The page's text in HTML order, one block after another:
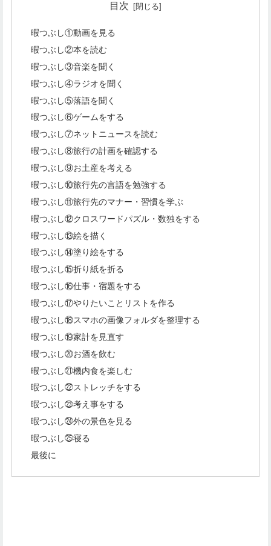
目次
暇つぶし①動画を見る
暇つぶし②本を読む
暇つぶし③音楽を聞く
暇つぶし④ラジオを聞く
暇つぶし⑤落語を聞く
暇つぶし⑥ゲームをする
暇つぶし⑦ネットニュースを読む
暇つぶし⑧旅行の計画を確認する
暇つぶし⑨お土産を考える
暇つぶし⑩旅行先の言語を勉強する
暇つぶし⑪旅行先のマナー・習慣を学ぶ
暇つぶし⑫クロスワードパズル・数独をする
暇つぶし⑬絵を描く
暇つぶし⑭塗り絵をする
暇つぶし⑮折り紙を折る
暇つぶし⑯仕事・宿題をする
暇つぶし⑰やりたいことリストを作る
暇つぶし⑱スマホの画像フォルダを整理する
暇つぶし⑲家計を見直す
暇つぶし⑳お酒を飲む
暇つぶし㉑機内食を楽しむ
暇つぶし㉒ストレッチをする
暇つぶし㉓考え事をする
暇つぶし㉔外の景色を見る
暇つぶし㉕寝る
最後に